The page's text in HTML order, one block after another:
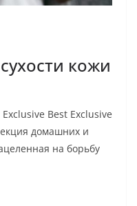
кожи
Best Exclusive
домашних и
на борьбу